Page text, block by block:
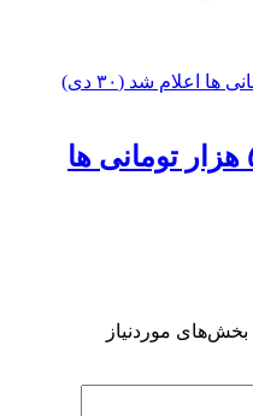
ارزش سهام عدالت ۵۰۰ هزار تومانی ها
بخش‌های موردنیاز